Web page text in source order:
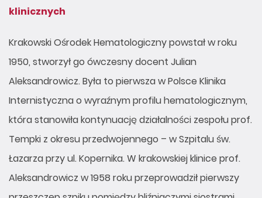
klinicznych
Krakowski Ośrodek Hematologiczny powstał w roku
1950, stworzył go ówczesny docent Julian
Aleksandrowicz. Była to pierwsza w Polsce Klinika
Internistyczna o wyraźnym profilu hematologicznym,
która stanowiła kontynuację działalności zespołu prof.
Tempki z okresu przedwojennego – w Szpitalu św.
Łazarza przy ul. Kopernika. W krakowskiej klinice prof.
Aleksandrowicz w 1958 roku przeprowadził pierwszy